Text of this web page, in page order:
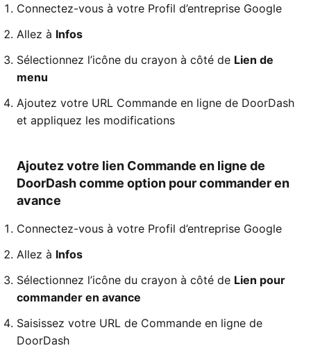
Connectez-vous à votre Profil d’entreprise Google
Allez à Infos
Sélectionnez l’icône du crayon à côté de Lien de
menu
Ajoutez votre URL Commande en ligne de DoorDash
et appliquez les modifications
Ajoutez votre lien Commande en ligne de
DoorDash comme option pour commander en
avance
Connectez-vous à votre Profil d’entreprise Google
Allez à Infos
Sélectionnez l’icône du crayon à côté de Lien pour
commander en avance
Saisissez votre URL de Commande en ligne de
DoorDash